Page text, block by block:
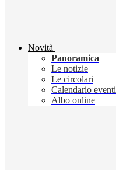
Novità
Panoramica
Le notizie
Le circolari
Calendario eventi
Albo online